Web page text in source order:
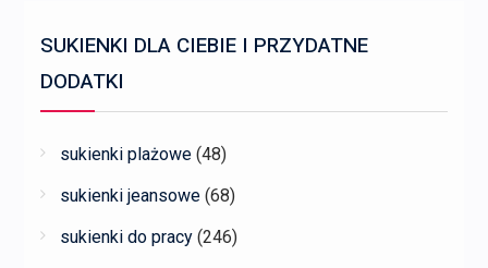
SUKIENKI DLA CIEBIE I PRZYDATNE
DODATKI
sukienki plażowe (48)
sukienki jeansowe (68)
sukienki do pracy (246)